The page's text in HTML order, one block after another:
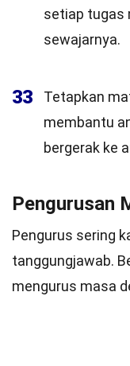
setiap tugas
sewajarnya.
33
Tetapkan
membantu
bergerak ke
Pengurusan
Pengurus sering
tanggungjawab.
mengurus masa